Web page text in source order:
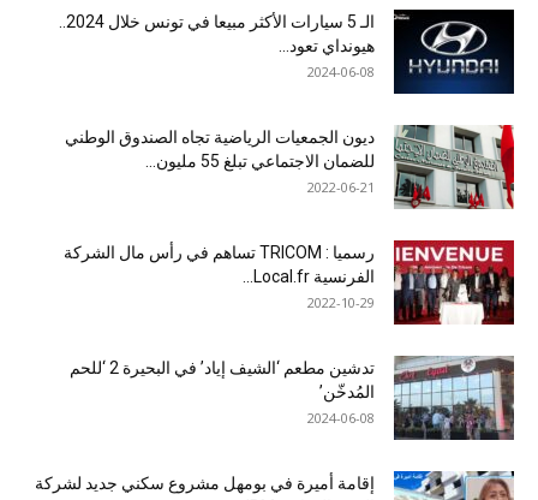
هيونداي تعود...
2024-06-08
ديون الجمعيات الرياضية تجاه الصندوق الوطني
للضمان الاجتماعي تبلغ 55 مليون...
2022-06-21
رسميا : TRICOM تساهم في رأس مال الشركة
الفرنسية Local.fr...
2022-10-29
تدشين مطعم ‘الشيف إياد’ في البحيرة 2 ‘للحم
المُدخّن’
2024-06-08
إقامة أميرة في بومهل مشروع سكني جديد لشركة